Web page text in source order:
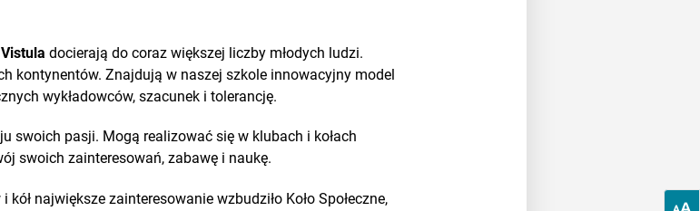
docierają do coraz większej liczby młodych ludzi.
kontynentów. Znajdują w naszej szkole innowacyjny model
wykładowców, szacunek i tolerancję.
swoich pasji. Mogą realizować się w klubach i kołach
swoich zainteresowań, zabawę i naukę.
największe zainteresowanie wzbudziło Koło Społeczne,